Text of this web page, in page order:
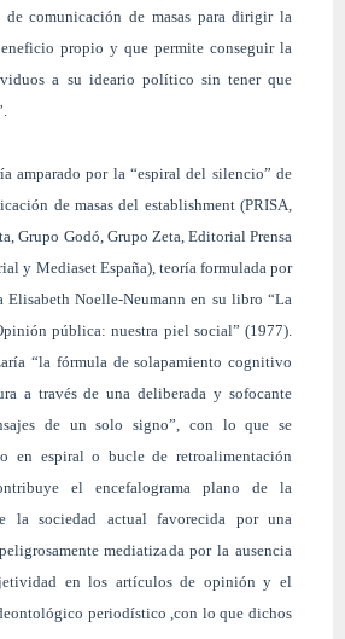
de comunicación de masas para dirigir la
propio y que permite conseguir la
a su ideario político sin tener que
amparado por la “espiral del silencio” de
de masas del establishment (PRISA,
Grupo Godó, Grupo Zeta, Editorial Prensa
y Mediaset España), teoría formulada por
Noelle-Neumann en su libro “La
pública: nuestra piel social” (1977).
“la fórmula de solapamiento cognitivo
a través de una deliberada y sofocante
de un solo signo”, con lo que se
en espiral o bucle de retroalimentación
el encefalograma plano de la
la sociedad actual favorecida por una
mediatizada por la ausencia
en los artículos de opinión y el
periodístico ,con lo que dichos